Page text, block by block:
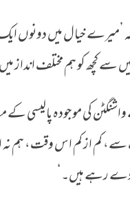
’میرے خیال میں دونوں
سے کچھ کو ہم مختلف انداز
کی موجودہ پالیسی
کم از کم اس وقت، ہم نہ
دے رہے ہیں۔‘